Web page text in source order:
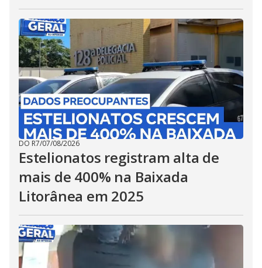
DO R7/07/08/2026
Estelionatos registram alta de
mais de 400% na Baixada
Litorânea em 2025